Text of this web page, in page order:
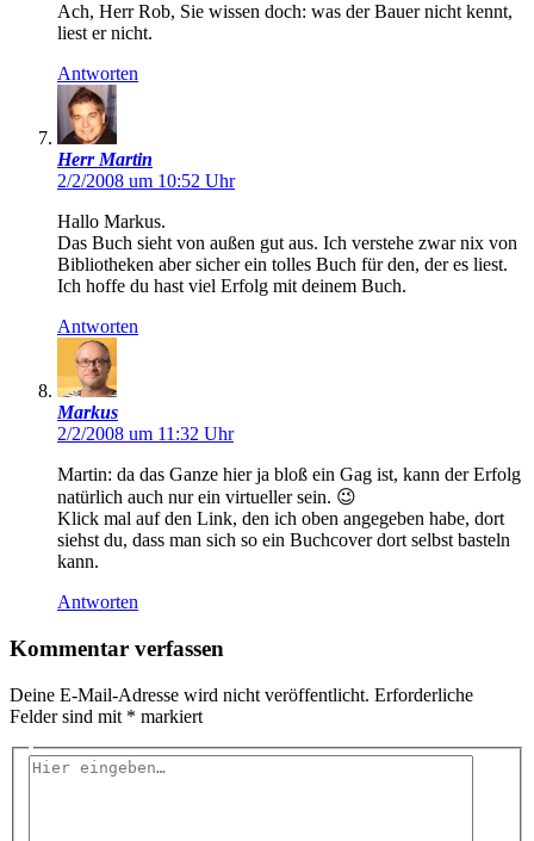
Ach, Herr Rob, Sie wissen doch: was der Bauer nicht kennt,
liest er nicht.
Antworten
Herr Martin
2/2/2008 um 10:52 Uhr
Hallo Markus.
Das Buch sieht von außen gut aus. Ich verstehe zwar nix von
Bibliotheken aber sicher ein tolles Buch für den, der es liest.
Ich hoffe du hast viel Erfolg mit deinem Buch.
Antworten
Markus
2/2/2008 um 11:32 Uhr
Martin: da das Ganze hier ja bloß ein Gag ist, kann der Erfolg
natürlich auch nur ein virtueller sein. 😉
Klick mal auf den Link, den ich oben angegeben habe, dort
siehst du, dass man sich so ein Buchcover dort selbst basteln
kann.
Antworten
Kommentar verfassen
Deine E-Mail-Adresse wird nicht veröffentlicht. Erforderliche
Felder sind mit * markiert
Hier